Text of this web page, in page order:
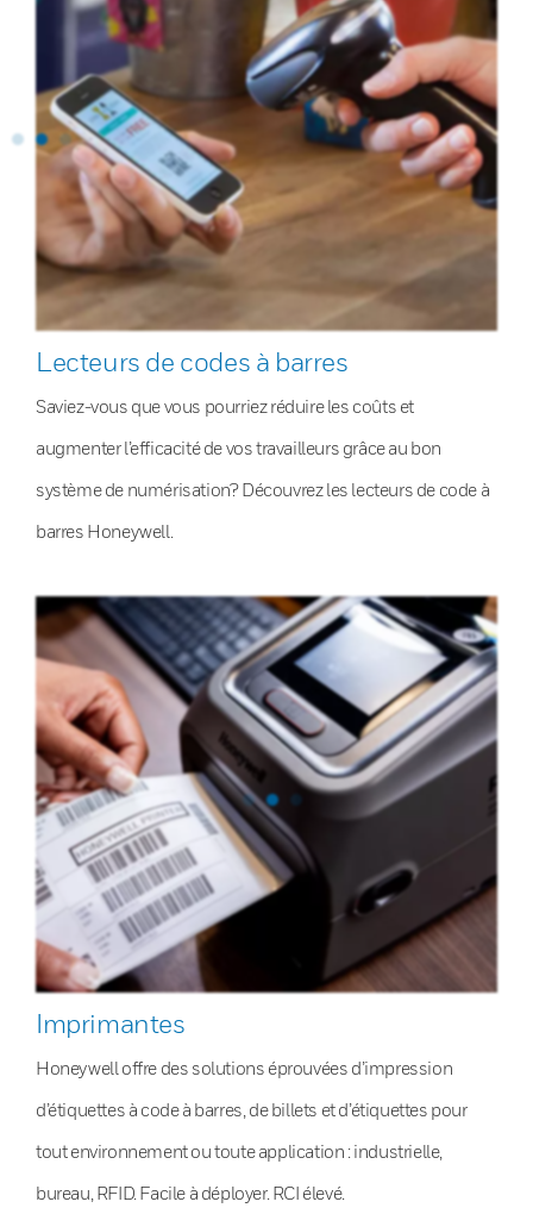
Lecteurs de codes à barres
Saviez-vous que vous pourriez réduire les coûts et
augmenter l’efficacité de vos travailleurs grâce au bon
système de numérisation? Découvrez les lecteurs de code à
barres Honeywell.
Imprimantes
Honeywell offre des solutions éprouvées d’impression
d’étiquettes à code à barres, de billets et d’étiquettes pour
tout environnement ou toute application : industrielle,
bureau, RFID. Facile à déployer. RCI élevé.